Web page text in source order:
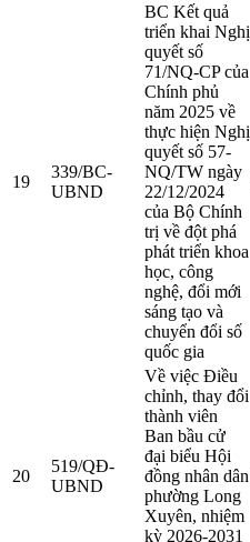
19
339/BC-
UBND
BC Kết quả
triển khai Nghị
quyết số
71/NQ-CP của
Chính phủ
năm 2025 về
thực hiện Nghị
quyết số 57-
NQ/TW ngày
22/12/2024
của Bộ Chính
trị về đột phá
phát triển khoa
học, công
nghệ, đổi mới
sáng tạo và
chuyển đổi số
quốc gia
20
519/QĐ-
UBND
Về việc Điều
chỉnh, thay đổi
thành viên
Ban bầu cử
đại biểu Hội
đồng nhân dân
phường Long
Xuyên, nhiệm
kỳ 2026-2031